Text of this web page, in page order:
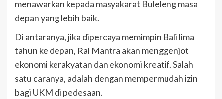
menawarkan kepada masyakarat Buleleng masa
depan yang lebih baik.
Di antaranya, jika dipercaya memimpin Bali lima
tahun ke depan, Rai Mantra akan menggenjot
ekonomi kerakyatan dan ekonomi kreatif. Salah
satu caranya, adalah dengan mempermudah izin
bagi UKM di pedesaan.